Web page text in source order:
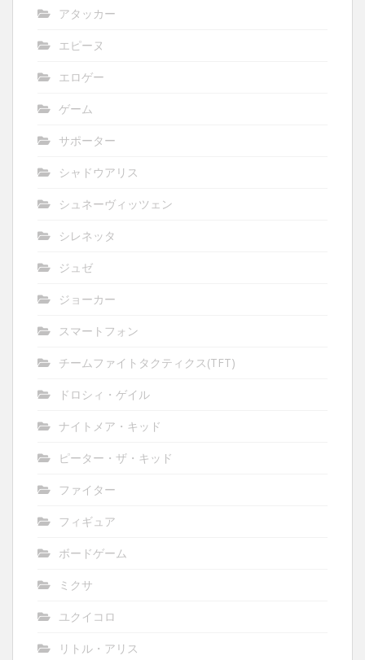
アタッカー
エピーヌ
エロゲー
ゲーム
サポーター
シャドウアリス
シュネーヴィッツェン
シレネッタ
ジュゼ
ジョーカー
スマートフォン
チームファイトタクティクス(TFT)
ドロシィ・ゲイル
ナイトメア・キッド
ピーター・ザ・キッド
ファイター
フィギュア
ボードゲーム
ミクサ
ユクイコロ
リトル・アリス